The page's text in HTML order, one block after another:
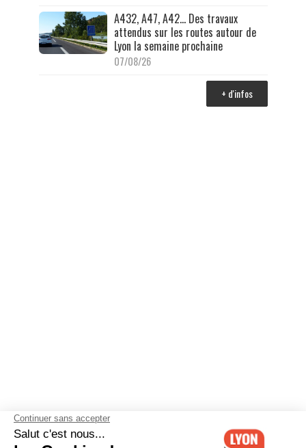
A432, A47, A42… Des travaux
attendus sur les routes autour de
Lyon la semaine prochaine
07/08/26
+ d'infos